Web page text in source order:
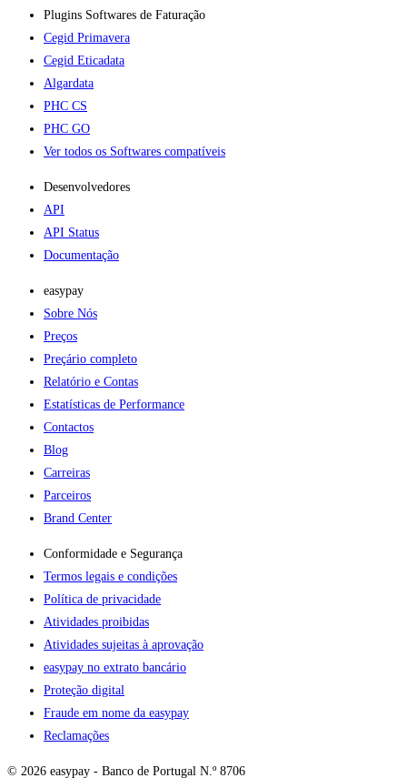
Plugins Softwares de Faturação​
Cegid Primavera
Cegid Eticadata
Algardata
PHC CS
PHC GO
Ver todos os Softwares compatíveis
Desenvolvedores
API
API Status
Documentação
easypay
Sobre Nós
Preços
Preçário completo
Relatório e Contas
Estatísticas de Performance
Contactos
Blog
Carreiras
Parceiros
Brand Center
Conformidade e Segurança
Termos legais e condições
Política de privacidade
Atividades proibidas
Atividades sujeitas à aprovação
easypay no extrato bancário
Proteção digital
Fraude em nome da easypay
Reclamações
© 2026 easypay - Banco de Portugal N.º 8706